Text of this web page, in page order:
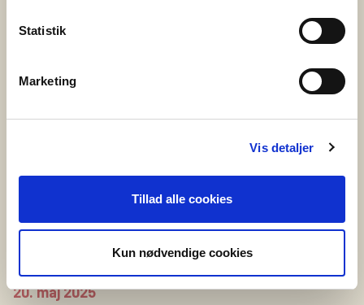
Statistik
Marketing
Vis detaljer
Tillad alle cookies
Kun nødvendige cookies
Bedre Psykiatri har i samarbejde med Syddansk
Universitet og Center for Pårørendeinddragelse
gennemført en omfattende evaluering af
håb. Det skaber fællesskab og giver konkrete
redskaber til hverdagen med et nærtstående
menneske med psykisk sygdom eller
udviklingsforstyrrelse. Hvad er PårørendeKurset?
PårørendeKurset er […]
20. maj 2025